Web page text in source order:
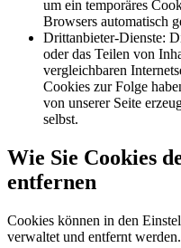
um ein temporäres
Browsers automatisch
Drittanbieter-Dienste:
oder das Teilen von
vergleichbaren
Cookies zur Folge
von unserer Seite
selbst.
Wie Sie Cookies
entfernen
Cookies können in den
verwaltet und entfernt